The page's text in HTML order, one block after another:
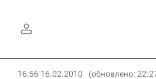
16:56 16.02.2010 (обновлено: